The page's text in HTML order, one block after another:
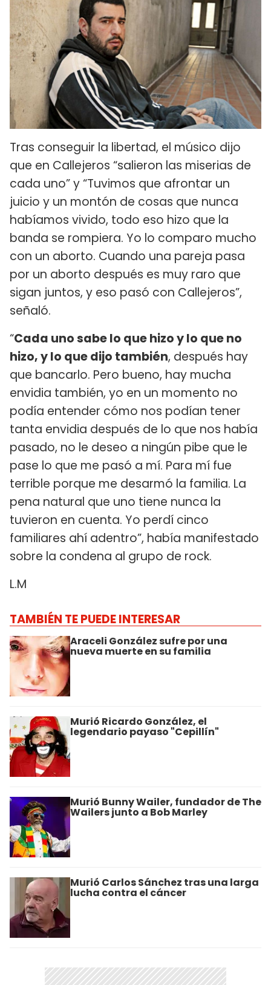
Tras conseguir la libertad, el músico dijo
que en Callejeros “salieron las miserias de
cada uno” y “Tuvimos que afrontar un
juicio y un montón de cosas que nunca
habíamos vivido, todo eso hizo que la
banda se rompiera. Yo lo comparo mucho
con un aborto. Cuando una pareja pasa
por un aborto después es muy raro que
sigan juntos, y eso pasó con Callejeros”,
señaló.
“Cada uno sabe lo que hizo y lo que no
hizo, y lo que dijo también, después hay
que bancarlo. Pero bueno, hay mucha
envidia también, yo en un momento no
podía entender cómo nos podían tener
tanta envidia después de lo que nos había
pasado, no le deseo a ningún pibe que le
pase lo que me pasó a mí. Para mí fue
terrible porque me desarmó la familia. La
pena natural que uno tiene nunca la
tuvieron en cuenta. Yo perdí cinco
familiares ahí adentro”, había manifestado
sobre la condena al grupo de rock.
L.M
TAMBIÉN TE PUEDE INTERESAR
Araceli González sufre por una
nueva muerte en su familia
Murió Ricardo González, el
legendario payaso "Cepillín"
Murió Bunny Wailer, fundador de The
Wailers junto a Bob Marley
Murió Carlos Sánchez tras una larga
lucha contra el cáncer